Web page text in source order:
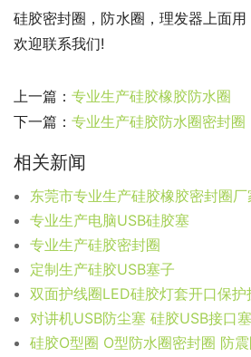
硅胶密封圈，防水圈，理发器上面用
欢迎联系我们!
上一篇： 专业生产硅胶橡胶防水圈
下一篇： 专业生产硅胶防水圈密封圈
相关新闻
专业生产电脑USB硅胶塞
专业生产硅胶密封圈
定制生产硅胶USB塞子
对讲机USB防尘塞 硅胶USB接口
硅胶O型圈 O型防水圈密封圈 防